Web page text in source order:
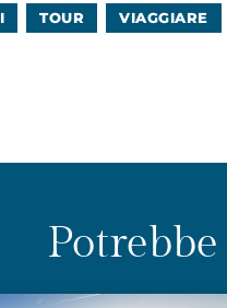
TOUR VIAGGIARE